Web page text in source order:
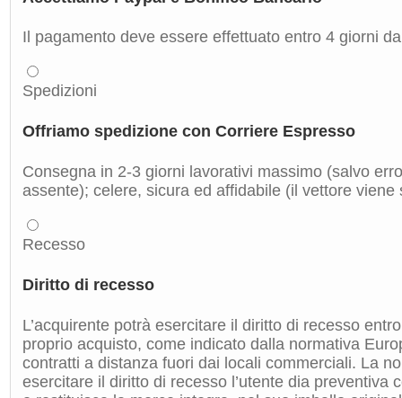
Il pagamento deve essere effettuato entro 4 giorni
Spedizioni
Offriamo spedizione con Corriere Espresso
Consegna in 2-3 giorni lavorativi massimo (salvo
assente); celere, sicura ed affidabile (il vettore
Recesso
Diritto di recesso
L’acquirente potrà esercitare il diritto di recesso
proprio acquisto, come indicato dalla normativa
contratti a distanza fuori dai locali commerciali. La
esercitare il diritto di recesso l’utente dia preventiva